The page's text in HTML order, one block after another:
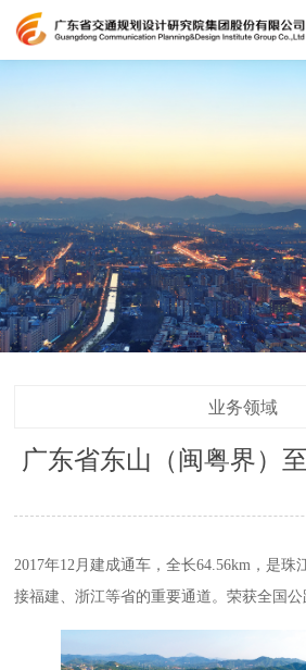
业务领域
广东省东山（闽粤界）
2017年12月建成通车，全长64.56km，是珠
接福建、浙江等省的重要通道。荣获全国公